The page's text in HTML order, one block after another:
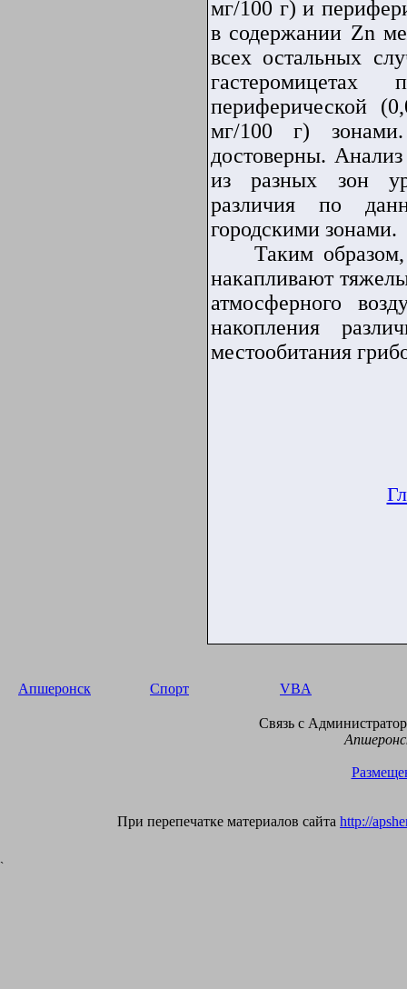
мг/100 г) и
в содержании Zn
всех остальных
гастеромицетах
периферической
мг/100 г)
достоверны.
из разных зон
различия по
городскими зонами.
Таким
накапливают
атмосферного
накопления
местообитания
Апшеронск Спорт VBA
Связь с
При перепечатке материалов сайта http://
`